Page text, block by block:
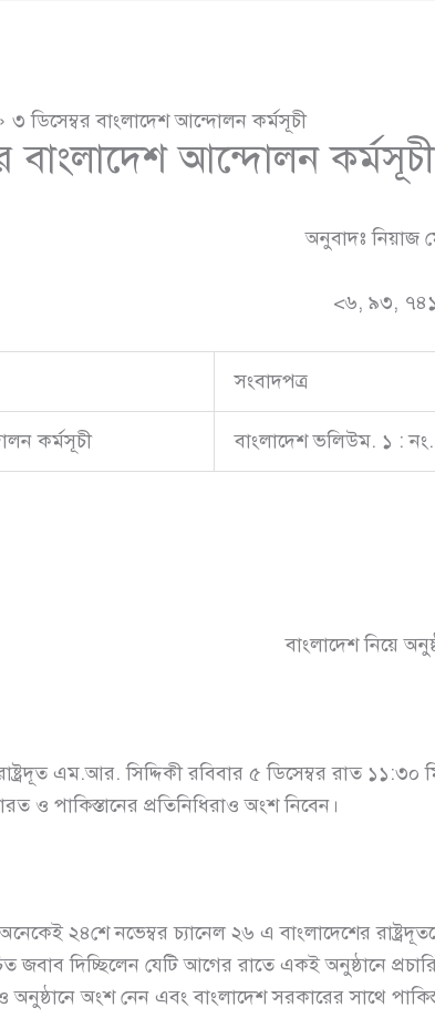
৩ ডিসেম্বর বাংলাদেশ আন্দোলন কর্মসূচী
বাংলাদেশ আন্দোলন কর্মসূচী
অনুবাদঃ নিয়াজ
<৬, ৯৩,
সংবাদপত্র
কর্মসূচী বাংলাদেশ ভলিউম. ১ :
বাংলাদেশ নিয়ে
এম.আর. সিদ্দিকী রবিবার ৫ ডিসেম্বর রাত ১১:৩০
ও পাকিস্তানের প্রতিনিধিরাও অংশ নিবেন।
২৪শে নভেম্বর চ্যানেল ২৬ এ বাংলাদেশের
জবাব দিচ্ছিলেন যেটি আগের রাতে একই অনুষ্ঠানে
অংশ নেন এবং বাংলাদেশ সরকারের সাথে